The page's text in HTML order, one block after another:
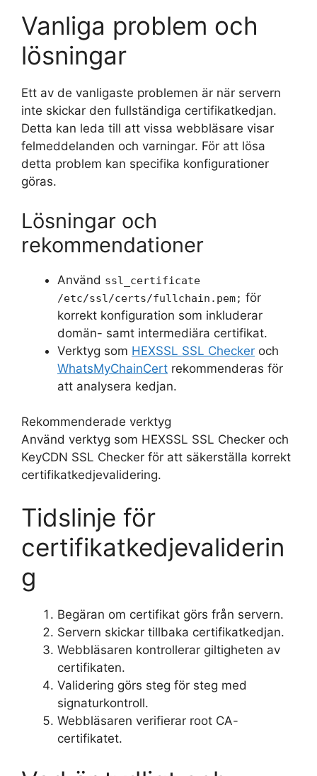
Vanliga problem och
lösningar
Ett av de vanligaste problemen är när servern
inte skickar den fullständiga certifikatkedjan.
Detta kan leda till att vissa webbläsare visar
felmeddelanden och varningar. För att lösa
detta problem kan specifika konfigurationer
göras.
Lösningar och
rekommendationer
Använd ssl_certificate
/etc/ssl/certs/fullchain.pem; för
korrekt konfiguration som inkluderar
domän- samt intermediära certifikat.
Verktyg som HEXSSL SSL Checker och
WhatsMyChainCert rekommenderas för
att analysera kedjan.
Rekommenderade verktyg
Använd verktyg som HEXSSL SSL Checker och
KeyCDN SSL Checker för att säkerställa korrekt
certifikatkedjevalidering.
Tidslinje för
certifikatkedjevaliderin
g
Begäran om certifikat görs från servern.
Servern skickar tillbaka certifikatkedjan.
Webbläsaren kontrollerar giltigheten av
certifikaten.
Validering görs steg för steg med
signaturkontroll.
Webbläsaren verifierar root CA-
certifikatet.